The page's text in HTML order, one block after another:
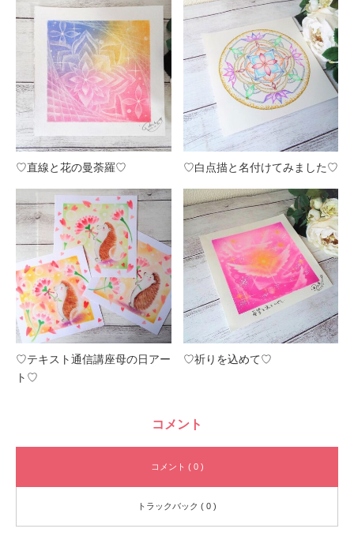
♡直線と花の曼荼羅♡ ♡白点描と名付けてみました♡
♡テキスト通信講座母の日アー
ト♡
♡祈りを込めて♡
コメント
コメント ( 0 )
トラックバック ( 0 )